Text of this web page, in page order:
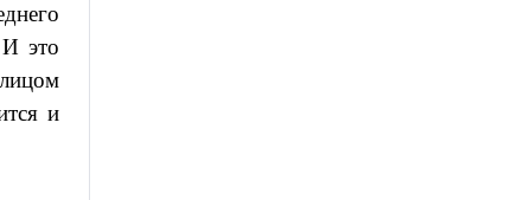
И это
и